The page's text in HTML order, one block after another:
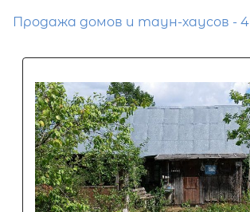
Продажа домов и таун-хаусов - 4